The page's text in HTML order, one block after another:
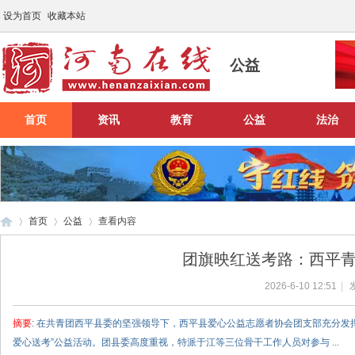
设为首页 收藏本站
公益
首页 资讯 教育 公益 法治
首页 公益 查看内容
团旗映红送考路：西平
2026-6-10 12:51
摘要: 在共青团西平县委的坚强领导下，西平县爱心公益志愿者协会团支部充分
爱心送考”公益活动。团县委高度重视，特派于江等三位骨干工作人员对参与 ...